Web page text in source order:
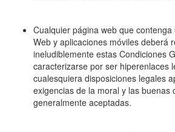
Cualquier página web que
Web y aplicaciones móviles deberá
ineludiblemente estas Condiciones
caracterizarse por ser hiperenlaces
cualesquiera disposiciones legales
exigencias de la moral y las buenas
generalmente aceptadas.